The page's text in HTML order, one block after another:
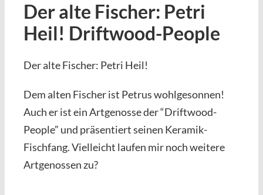
Der alte Fischer: Petri
Heil! Driftwood-People
Der alte Fischer: Petri Heil!
Dem alten Fischer ist Petrus wohlgesonnen!
Auch er ist ein Artgenosse der “Driftwood-
People” und präsentiert seinen Keramik-
Fischfang. Vielleicht laufen mir noch weitere
Artgenossen zu?